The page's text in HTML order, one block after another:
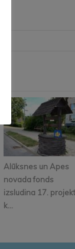
Alūksnes un Apes
novada fonds
izsludina 17.
k...